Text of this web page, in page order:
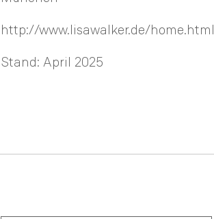
http://www.lisawalker.de/home.html
Stand: April 2025